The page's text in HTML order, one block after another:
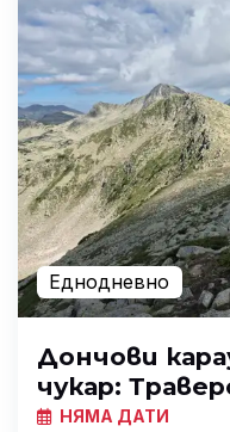
Еднодневно
Дончови
чукар:
Северен
НЯМА ДАТИ